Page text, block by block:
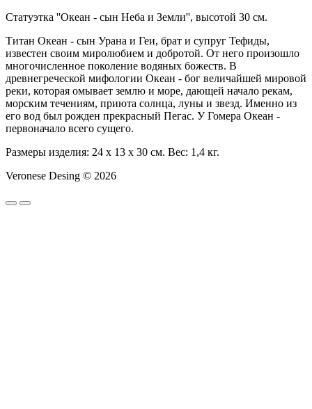
Статуэтка ''Океан - сын Неба и Земли'', высотой 30 см.
Титан Океан - сын Урана и Геи, брат и супруг Тефиды,
известен своим миролюбием и добротой. От него произошло
многочисленное поколение водяных божеств. В
древнегреческой мифологии Океан - бог величайшей мировой
реки, которая омывает землю и море, дающей начало рекам,
морским течениям, приюта солнца, луны и звезд. Именно из
его вод был рожден прекрасный Пегас. У Гомера Океан -
первоначало всего сущего.
Размеры изделия: 24 x 13 x 30 см. Вес: 1,4 кг.
Veronese Desing © 2026